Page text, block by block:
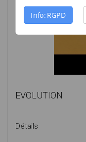
Info: RGPD
EVOLUTION
Détails